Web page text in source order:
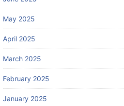
May 2025
April 2025
March 2025
February 2025
January 2025